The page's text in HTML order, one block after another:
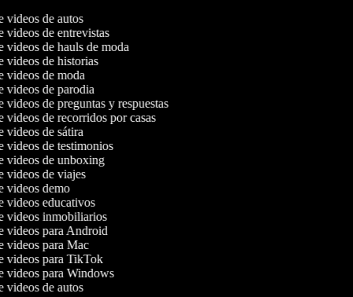
videos de autos
videos de entrevistas
videos de hauls de moda
videos de historias
videos de moda
videos de parodia
videos de preguntas y respuestas
videos de recorridos por casas
videos de sátira
videos de testimonios
videos de unboxing
videos de viajes
videos demo
videos educativos
videos inmobiliarios
videos para Android
videos para Mac
videos para TikTok
videos para Windows
videos de autos